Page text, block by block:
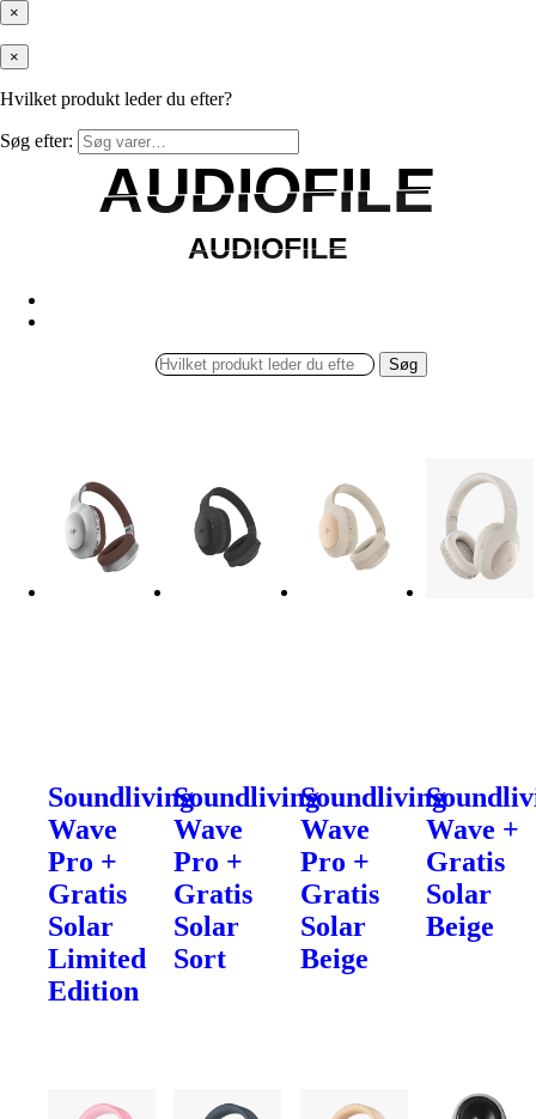
×
×
Hvilket produkt leder du efter?
Søg efter:
AUDIOFILE
AUDIOFILE
AUDIOFILE
AUDIOFILE
Søg
Soundliving
Wave
Pro +
Gratis
Solar
Limited
Edition
Soundliving
Wave
Pro +
Gratis
Solar
Sort
Soundliving
Wave
Pro +
Gratis
Solar
Beige
Wave +
Gratis
Solar
Beige